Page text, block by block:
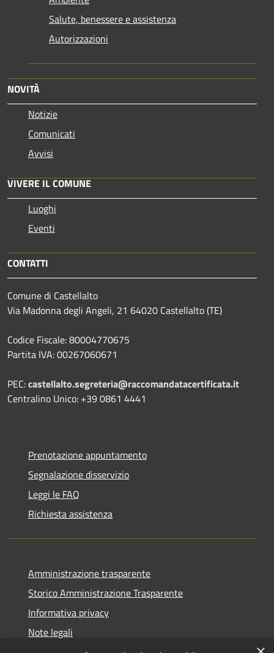
Salute, benessere e assistenza
Autorizzazioni
NOVITÀ
Notizie
Comunicati
Avvisi
VIVERE IL COMUNE
Luoghi
Eventi
CONTATTI
Comune di Castellalto
Via Madonna degli Angeli, 21 64020 Castellalto (TE)
Codice Fiscale: 80004770675
Partita IVA: 00267060671
PEC:castellalto.segreteria@raccomandatacertificata.it
Centralino Unico: +39 0861 4441
Prenotazione appuntamento
Segnalazione disservizio
Leggi le FAQ
Richiesta assistenza
Amministrazione trasparente
Storico Amministrazione Trasparente
Informativa privacy
Note legali